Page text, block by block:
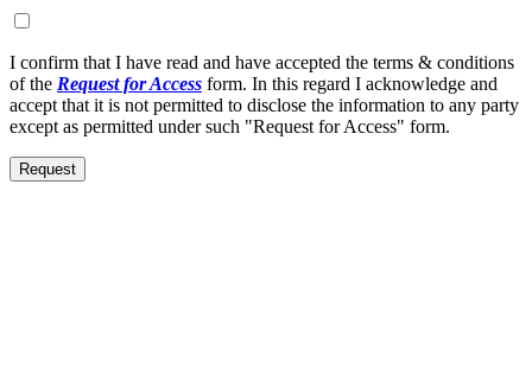
I confirm that I have read and have accepted the terms & conditions
of the Request for Access form. In this regard I acknowledge and
accept that it is not permitted to disclose the information to any party
except as permitted under such "Request for Access" form.
Request